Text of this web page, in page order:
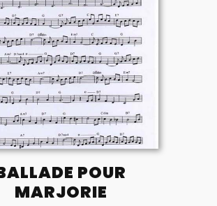
POUR
MARJORIE